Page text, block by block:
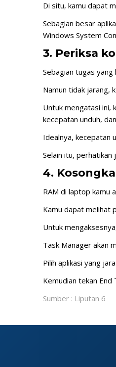
Di situ, kamu dapat
Sebagian besar
Windows System
3. Periksa
Sebagian tugas
Namun tidak jarang,
Untuk mengatasi ini,
kecepatan unduh,
Idealnya, kecepatan
Selain itu,
4.
RAM di laptop kamu
Kamu dapat melihat
Untuk
Task Manager akan
Pilih aplikasi yang
Kemudian tekan End
Sumber : Liputan 6